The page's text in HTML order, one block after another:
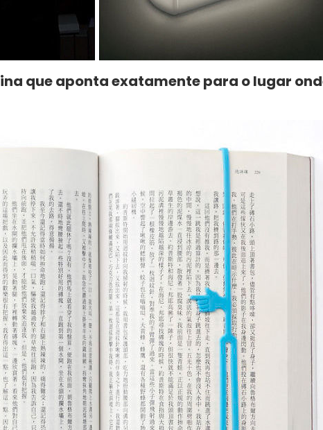
que aponta exatamente para o lugar